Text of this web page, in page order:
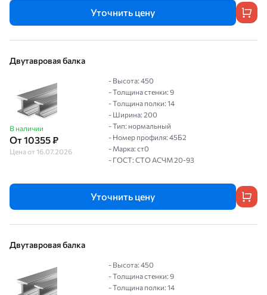
Уточнить цену
Двутавровая балка
В наличии
От 10355 ₽
Цена от 16.07.2026
- Высота: 450
- Толщина стенки: 9
- Толщина полки: 14
- Ширина: 200
- Тип: нормальный
- Номер профиля: 45Б2
- Марка: ст0
- ГОСТ: СТО АСЧМ 20-93
Уточнить цену
Двутавровая балка
- Высота: 450
- Толщина стенки: 9
- Толщина полки: 14